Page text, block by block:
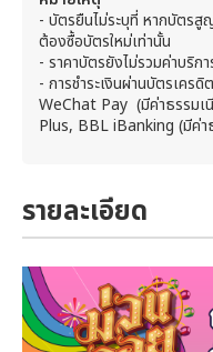
- บัตรยืนไม่ระบุที่ หากบัตรสู
ต้องซื้อบัตรใหม่เท่านั้น
- ราคาบัตรยังไม่รวมค่าบริก
- การชำระเงินผ่านบัตรเค
WeChat Pay (มีค่าธรรม
Plus, BBL iBanking (มีค่
รายละเอียด